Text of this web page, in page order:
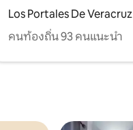
Los Portales De Veracruz
คนท้องถิ่น 93 คนแนะนำ